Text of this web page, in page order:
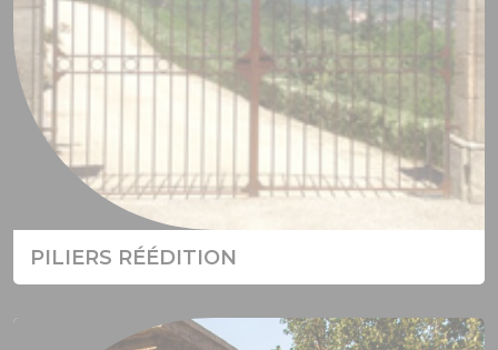
PILIERS RÉÉDITION